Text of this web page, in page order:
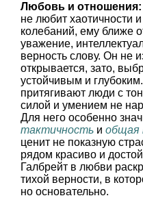
Любовь и отношения:
не любит хаотичности
колебаний, ему ближе
уважение,
верность слову. Он не
открывается, зато,
устойчивым и
притягивают люди с
силой и умением не
Для него особенно
тактичность и общая
ценит не показную
рядом красиво и
Галбрейт в любви
тихой верности, в
но основательно.